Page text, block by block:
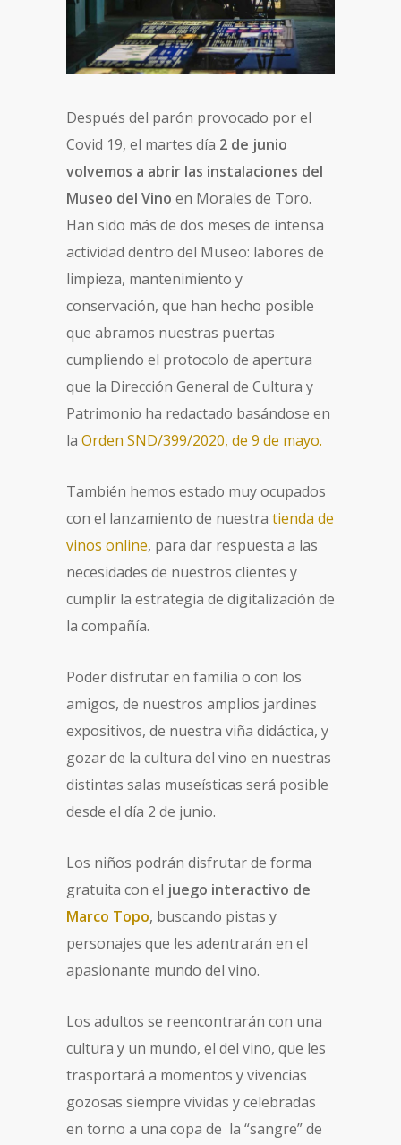
Después del parón provocado por el
Covid 19, el martes día 2 de junio
volvemos a abrir las instalaciones del
Museo del Vino en Morales de Toro.
Han sido más de dos meses de intensa
actividad dentro del Museo: labores de
limpieza, mantenimiento y
conservación, que han hecho posible
que abramos nuestras puertas
cumpliendo el protocolo de apertura
que la Dirección General de Cultura y
Patrimonio ha redactado basándose en
la Orden SND/399/2020, de 9 de mayo.
También hemos estado muy ocupados
con el lanzamiento de nuestra tienda de
vinos online, para dar respuesta a las
necesidades de nuestros clientes y
cumplir la estrategia de digitalización de
la compañía.
Poder disfrutar en familia o con los
amigos, de nuestros amplios jardines
expositivos, de nuestra viña didáctica, y
gozar de la cultura del vino en nuestras
distintas salas museísticas será posible
desde el día 2 de junio.
Los niños podrán disfrutar de forma
gratuita con el juego interactivo de
Marco Topo, buscando pistas y
personajes que les adentrarán en el
apasionante mundo del vino.
Los adultos se reencontrarán con una
cultura y un mundo, el del vino, que les
trasportará a momentos y vivencias
gozosas siempre vividas y celebradas
en torno a una copa de la “sangre” de